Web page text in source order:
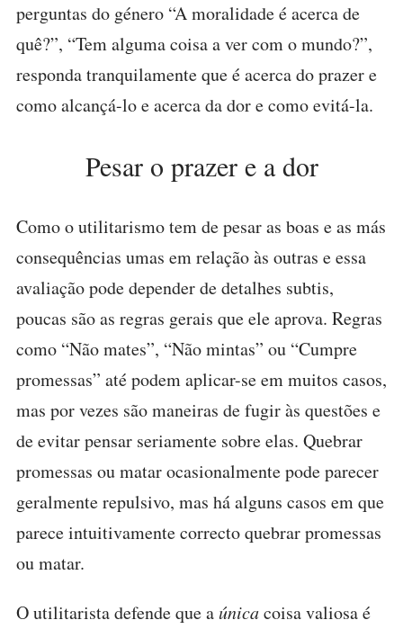
perguntas do género “A moralidade é acerca de
quê?”, “Tem alguma coisa a ver com o mundo?”,
responda tranquilamente que é acerca do prazer e
como alcançá-lo e acerca da dor e como evitá-la.
Pesar o prazer e a dor
Como o utilitarismo tem de pesar as boas e as más
consequências umas em relação às outras e essa
avaliação pode depender de detalhes subtis,
poucas são as regras gerais que ele aprova. Regras
como “Não mates”, “Não mintas” ou “Cumpre
promessas” até podem aplicar-se em muitos casos,
mas por vezes são maneiras de fugir às questões e
de evitar pensar seriamente sobre elas. Quebrar
promessas ou matar ocasionalmente pode parecer
geralmente repulsivo, mas há alguns casos em que
parece intuitivamente correcto quebrar promessas
ou matar.
O utilitarista defende que aúnicacoisa valiosa é